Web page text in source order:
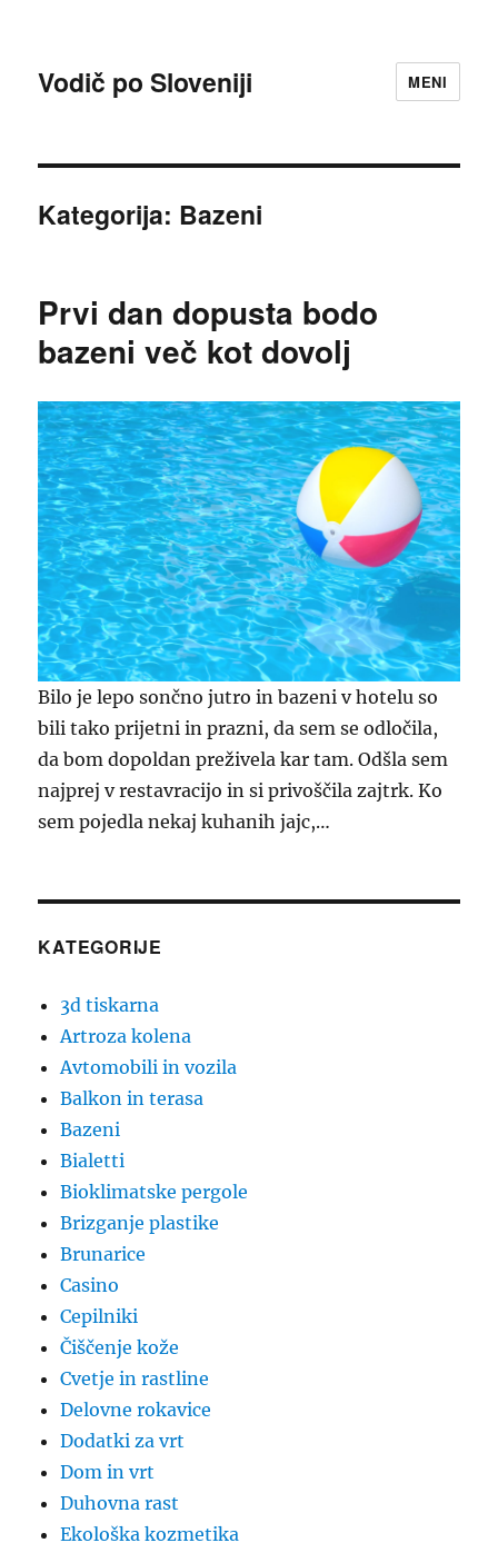
Vodič po Sloveniji MENI
Kategorija: Bazeni
Prvi dan dopusta bodo
bazeni več kot dovolj
Bilo je lepo sončno jutro in bazeni v hotelu so
bili tako prijetni in prazni, da sem se odločila,
da bom dopoldan preživela kar tam. Odšla sem
najprej v restavracijo in si privoščila zajtrk. Ko
sem pojedla nekaj kuhanih jajc,…
KATEGORIJE
3d tiskarna
Artroza kolena
Avtomobili in vozila
Balkon in terasa
Bazeni
Bialetti
Bioklimatske pergole
Brizganje plastike
Brunarice
Casino
Cepilniki
Čiščenje kože
Cvetje in rastline
Delovne rokavice
Dodatki za vrt
Dom in vrt
Duhovna rast
Ekološka kozmetika